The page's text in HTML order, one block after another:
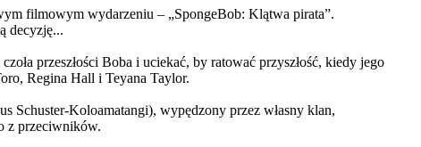
filmowym wydarzeniu – „SpongeBob: Klątwa pirata”.
decyzję...
przeszłości Boba i uciekać, by ratować przyszłość, kiedy jego
Regina Hall i Teyana Taylor.
Schuster-Koloamatangi), wypędzony przez własny klan,
z przeciwników.